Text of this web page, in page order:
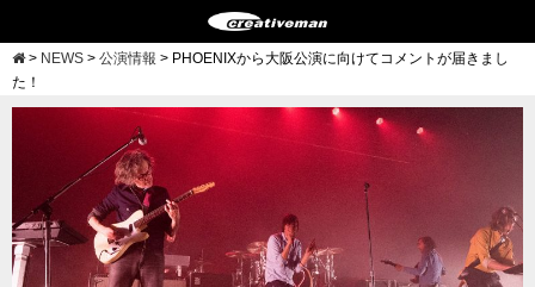
> NEWS > 公演情報 > PHOENIXから大阪公演に向けてコメントが届きまし
た！